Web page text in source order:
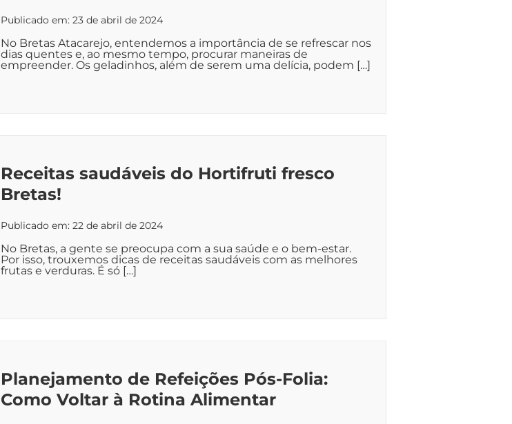
Publicado em: 23 de abril de 2024
No Bretas Atacarejo, entendemos a importância de se refrescar nos
dias quentes e, ao mesmo tempo, procurar maneiras de
empreender. Os geladinhos, além de serem uma delícia, podem […]
Receitas saudáveis do Hortifruti fresco
Bretas!
Publicado em: 22 de abril de 2024
No Bretas, a gente se preocupa com a sua saúde e o bem-estar.
Por isso, trouxemos dicas de receitas saudáveis com as melhores
frutas e verduras. É só […]
Planejamento de Refeições Pós-Folia:
Como Voltar à Rotina Alimentar